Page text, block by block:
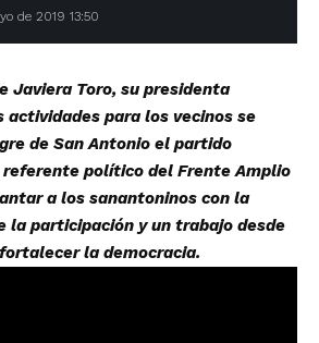
de 2019 13:50
Javiera Toro, su presidenta
actividades para los vecinos se
de San Antonio el partido
referente político del Frente Amplio
a los sanantoninos con la
la participación y un trabajo desde
la democracia.